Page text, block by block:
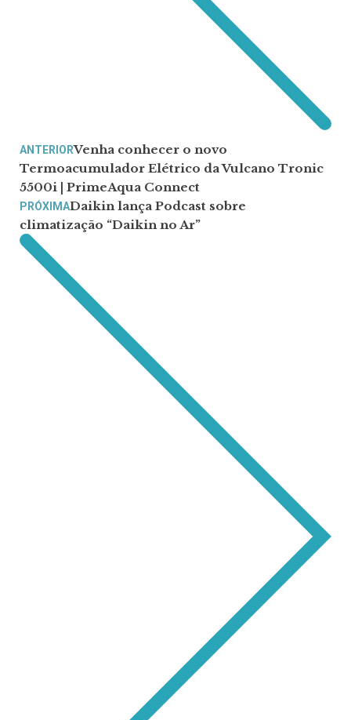
ANTERIORVenha conhecer o novo
Termoacumulador Elétrico da Vulcano Tronic
5500i | PrimeAqua Connect
PRÓXIMADaikin lança Podcast sobre
climatização “Daikin no Ar”